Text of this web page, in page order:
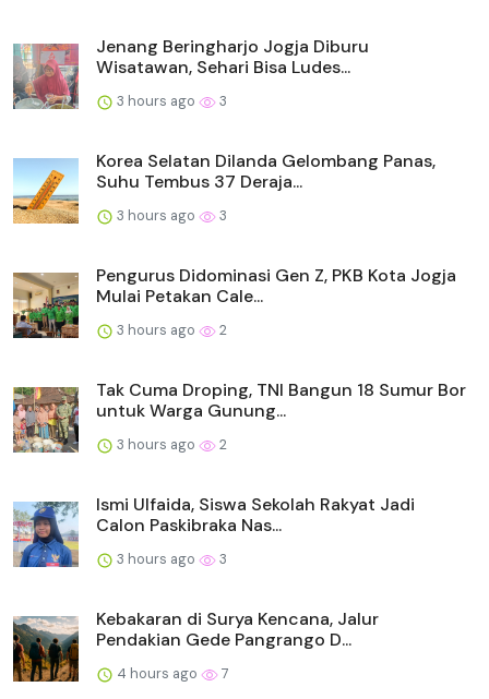
Jenang Beringharjo Jogja Diburu
Wisatawan, Sehari Bisa Ludes...
3 hours ago 3
Korea Selatan Dilanda Gelombang Panas,
Suhu Tembus 37 Deraja...
3 hours ago 3
Pengurus Didominasi Gen Z, PKB Kota Jogja
Mulai Petakan Cale...
3 hours ago 2
Tak Cuma Droping, TNI Bangun 18 Sumur Bor
untuk Warga Gunung...
3 hours ago 2
Ismi Ulfaida, Siswa Sekolah Rakyat Jadi
Calon Paskibraka Nas...
3 hours ago 3
Kebakaran di Surya Kencana, Jalur
Pendakian Gede Pangrango D...
4 hours ago 7